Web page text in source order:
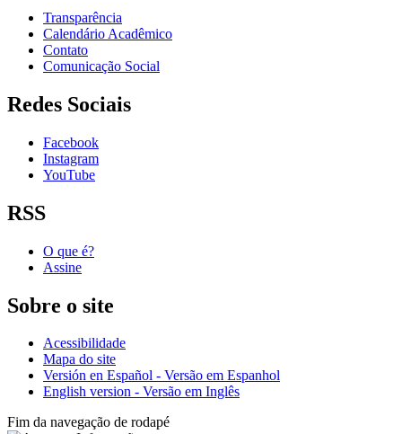
Transparência
Calendário Acadêmico
Contato
Comunicação Social
Redes Sociais
Facebook
Instagram
YouTube
RSS
O que é?
Assine
Sobre o site
Acessibilidade
Mapa do site
Versión en Español - Versão em Espanhol
English version - Versão em Inglês
Fim da navegação de rodapé